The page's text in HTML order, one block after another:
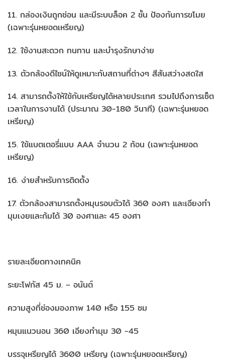
11. กล่องเงินถูกซ่อน และมีระบบล็อค 2 ชั้น ป้องกันการขโมย
(เฉพาะรุ่นหยอดเหรียญ)
12. ใช้งานสะดวก ทนทาน และบำรุงรักษาง่าย
13. ตัวกล้องดีไซน์ให้ดูเหมาะกับสถานที่ต่างๆ สีสันสว่างสดใส
14. สามารถตั้งให้ใช้กับเหรียญได้หลายประเทศ รวมไปถึงการเซ็ต
เวลาในการงานได้ (ประมาณ 30-180 วินาที) (เฉพาะรุ่นหยอด
เหรียญ)
15. ใช้แบตเตอรี่แบบ AAA จำนวน 2 ก้อน (เฉพาะรุ่นหยอด
เหรียญ)
16. ง่ายสำหรับการติดตั้ง
17. ตัวกล้องสามารถตั้งหมุนรอบตัวได้ 360 องศา และเอียงทำ
มุมเงยและก้มได้ 30 องศาและ 45 องศา
รายละเอียดทางเทคนิค
ระยะโฟกัส 45 ม. – อนันต์
ความสูงที่ช่องมองภาพ 140 หรือ 155 ซม
หมุนแนวนอน 360 เอียงทำมุม 30 -45
บรรจุเหรียญได้ 3600 เหรียญ (เฉพาะรุ่นหยอดเหรียญ)